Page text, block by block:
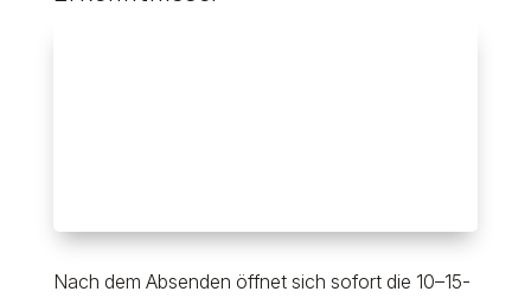
Nach dem Absenden öffnet sich sofort die 10–15-